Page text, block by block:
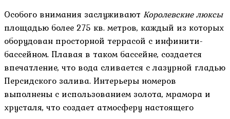
Особого внимания заслуживают Королевские люксы
площадью более 275 кв. метров, каждый из которых
оборудован просторной террасой с инфинити-
бассейном. Плавая в таком бассейне, создается
впечатление, что вода сливается с лазурной гладью
Персидского залива. Интерьеры номеров
выполнены с использованием золота, мрамора и
хрусталя, что создает атмосферу настоящего